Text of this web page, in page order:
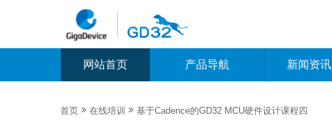
网站首页 产品导航 新闻资讯
首页  在线培训  基于Cadence的GD32 MCU硬件设计课程四